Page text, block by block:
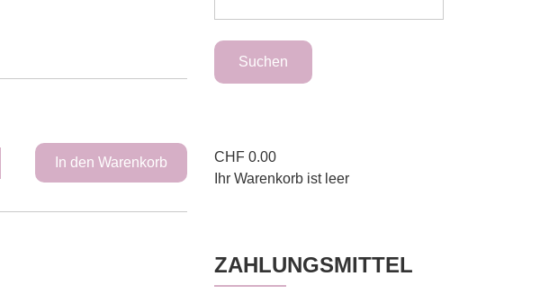
CHF 0.00
Ihr Warenkorb ist leer
ZAHLUNGSMITTEL